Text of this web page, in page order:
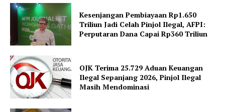
Kesenjangan Pembiayaan Rp1.650
Triliun Jadi Celah Pinjol Ilegal, AFPI:
Perputaran Dana Capai Rp360 Triliun
OJK Terima 25.729 Aduan Keuangan
Ilegal Sepanjang 2026, Pinjol Ilegal
Masih Mendominasi